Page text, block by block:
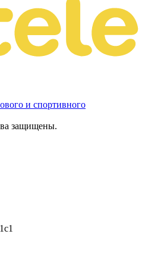
и спортивного
защищены.